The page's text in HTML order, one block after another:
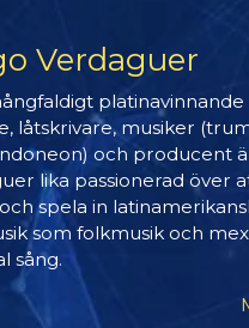
Verdaguer
platinavinnande
låtskrivare, musiker
och producent
lika passionerad över
spela in
som folkmusik och
sång.